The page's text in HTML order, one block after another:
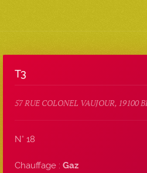
T3
57 RUE COLONEL VAUJOUR, 19100
N° 18
Chauffage : Gaz